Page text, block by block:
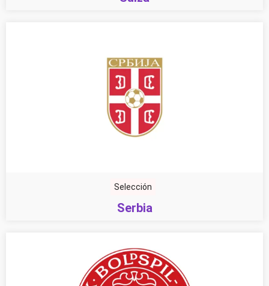
Selección
Serbia